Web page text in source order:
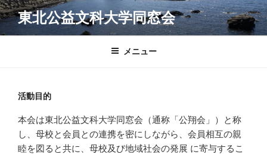
コ
ン
テ
東北公益文科大学同窓会
メニュー
活動目的
本会は東北公益文科大学同窓会（通称「公翔会」）と称
し、母校と会員との連携を密にしながら、会員相互の親
睦を図ると共に、母校及び地域社会の発展 に寄与するこ